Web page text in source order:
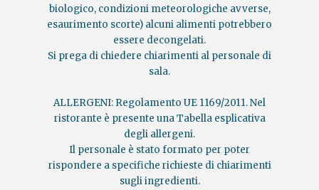
biologico, condizioni meteorologiche avverse,
esaurimento scorte) alcuni alimenti potrebbero
essere decongelati.
Si prega di chiedere chiarimenti al personale di
sala.
ALLERGENI: Regolamento UE 1169/2011. Nel
ristorante è presente una Tabella esplicativa
degli allergeni.
Il personale è stato formato per poter
rispondere a specifiche richieste di chiarimenti
sugli ingredienti.